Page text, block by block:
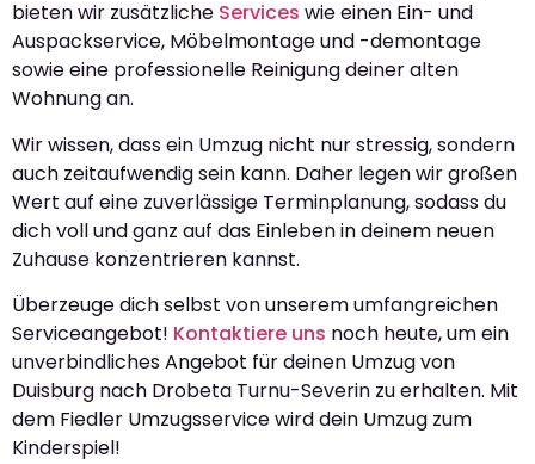
bieten wir zusätzliche Services wie einen Ein- und
Auspackservice, Möbelmontage und -demontage
sowie eine professionelle Reinigung deiner alten
Wohnung an.
Wir wissen, dass ein Umzug nicht nur stressig, sondern
auch zeitaufwendig sein kann. Daher legen wir großen
Wert auf eine zuverlässige Terminplanung, sodass du
dich voll und ganz auf das Einleben in deinem neuen
Zuhause konzentrieren kannst.
Überzeuge dich selbst von unserem umfangreichen
Serviceangebot! Kontaktiere uns noch heute, um ein
unverbindliches Angebot für deinen Umzug von
Duisburg nach Drobeta Turnu-Severin zu erhalten. Mit
dem Fiedler Umzugsservice wird dein Umzug zum
Kinderspiel!